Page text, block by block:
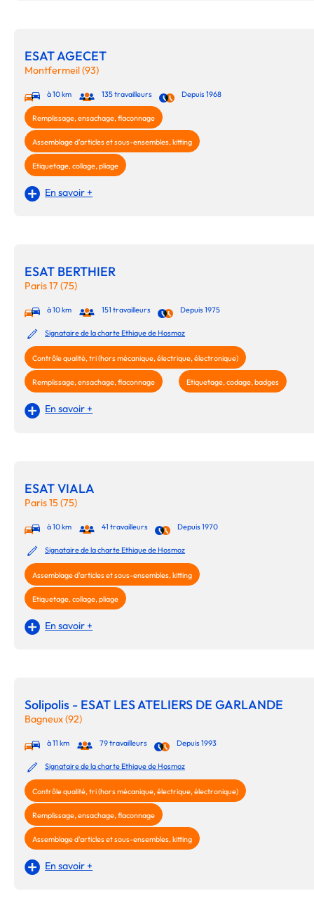
ESAT AGECET
Montfermeil (93)
à 10 km 135 travailleurs Depuis 1968
Remplissage, ensachage, flaconnage
Assemblage d'articles et sous-ensembles, kitting
Etiquetage, collage, pliage
En savoir +
ESAT BERTHIER
Paris 17 (75)
à 10 km 151 travailleurs Depuis 1975
Signataire de la charte Ethique de Hosmoz
Contrôle qualité, tri (hors mécanique, électrique, électronique)
Remplissage, ensachage, flaconnage Etiquetage, codage, badges
En savoir +
ESAT VIALA
Paris 15 (75)
à 10 km 41 travailleurs Depuis 1970
Signataire de la charte Ethique de Hosmoz
Assemblage d'articles et sous-ensembles, kitting
Etiquetage, collage, pliage
En savoir +
Solipolis - ESAT LES ATELIERS DE GARLANDE
Bagneux (92)
à 11 km 79 travailleurs Depuis 1993
Signataire de la charte Ethique de Hosmoz
Contrôle qualité, tri (hors mécanique, électrique, électronique)
Remplissage, ensachage, flaconnage
Assemblage d'articles et sous-ensembles, kitting
En savoir +